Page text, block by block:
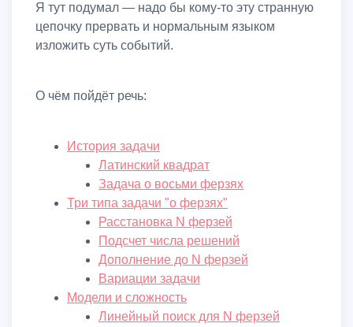
Я тут подумал — надо бы кому-то эту странную
цепочку прервать и нормальным языком
изложить суть событий.
О чём пойдёт речь:
История задачи
Латинский квадрат
Задача о восьми ферзях
Три типа задачи "о ферзях"
Расстановка N ферзей
Подсчет числа решений
Дополнение до N ферзей
Вариации задачи
Модели и сложность
Линейный поиск для N ферзей